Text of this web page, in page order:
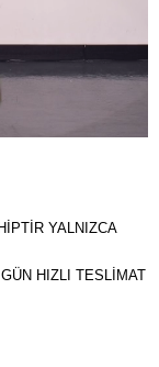
YALNIZCA
HIZLI TESLİMAT